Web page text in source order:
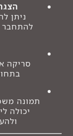
ניתן
להתחבר
סריקה
תמונה
יכולה